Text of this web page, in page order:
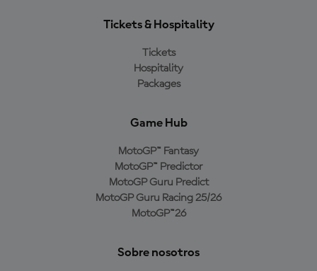
Tickets & Hospitality
Tickets
Hospitality
Packages
Game Hub
MotoGP™ Fantasy
MotoGP™ Predictor
MotoGP Guru Predict
MotoGP Guru Racing 25/26
MotoGP™26
Sobre nosotros